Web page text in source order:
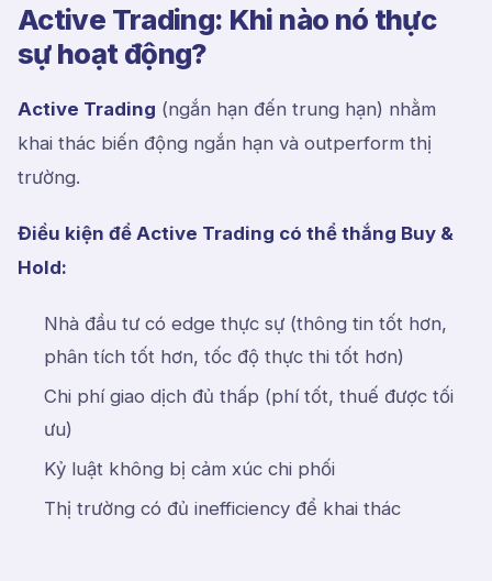
Active Trading: Khi nào nó thực
sự hoạt động?
Active Trading (ngắn hạn đến trung hạn) nhằm
khai thác biến động ngắn hạn và outperform thị
trường.
Điều kiện để Active Trading có thể thắng Buy &
Hold:
Nhà đầu tư có edge thực sự (thông tin tốt hơn,
phân tích tốt hơn, tốc độ thực thi tốt hơn)
Chi phí giao dịch đủ thấp (phí tốt, thuế được tối
ưu)
Kỷ luật không bị cảm xúc chi phối
Thị trường có đủ inefficiency để khai thác